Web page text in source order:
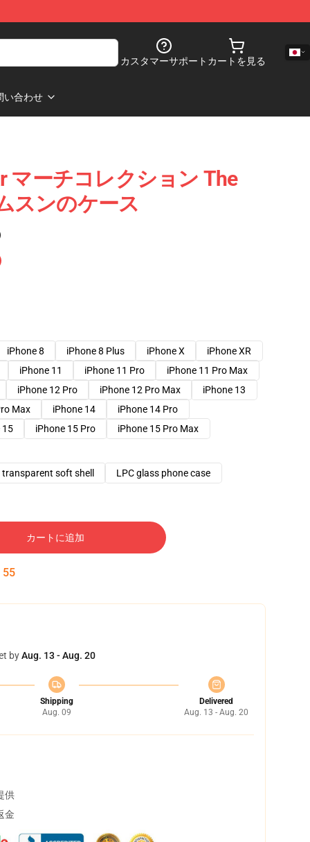
カスタマーサポート カートを見る
い合わせ
マーチコレクション The
スンのケース
iPhone 8 iPhone 8 Plus iPhone X
iPhone XR
iPhone 11 iPhone 11 Pro
iPhone 11 Pro Max
iPhone 12 Pro iPhone 12 Pro Max
iPhone 13
Max iPhone 14
iPhone 14 Pro
15 iPhone 15 Pro
iPhone 15 Pro Max
transparent soft shell LPC glass phone case
カートに追加
54
byAug. 13 - Aug. 20
Shipping
Aug. 09
Delivered
Aug. 13 - Aug. 20
供
金